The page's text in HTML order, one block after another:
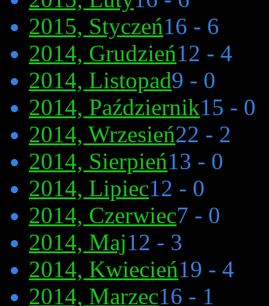
2015, Styczeń16 - 6
2014, Grudzień12 - 4
2014, Listopad9 - 0
2014, Październik15 - 0
2014, Wrzesień22 - 2
2014, Sierpień13 - 0
2014, Lipiec12 - 0
2014, Czerwiec7 - 0
2014, Maj12 - 3
2014, Kwiecień19 - 4
2014, Marzec16 - 1